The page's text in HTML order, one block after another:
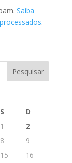
Saiba
.
S
D
1
2
8
9
15
16